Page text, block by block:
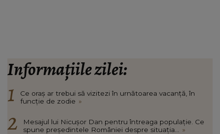
Informațiile zilei:
Ce oraș ar trebui să vizitezi în urnătoarea vacanță, în
funcție de zodie »
Mesajul lui Nicușor Dan pentru întreaga populație. Ce
spune președintele României despre situația...
»